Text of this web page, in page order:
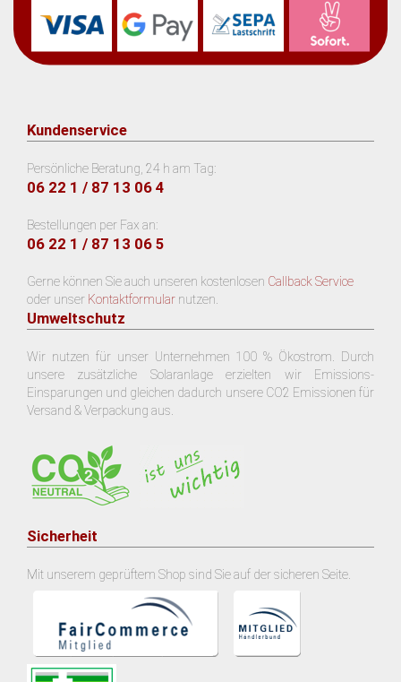
Kundenservice
Persönliche Beratung, 24 h am Tag:
06 22 1 / 87 13 06 4
Bestellungen per Fax an:
06 22 1 / 87 13 06 5
Gerne können Sie auch unseren kostenlosen Callback Service
oder unser Kontaktformular nutzen.
Umweltschutz
Wir nutzen für unser Unternehmen 100 % Ökostrom. Durch
unsere zusätzliche Solaranlage erzielten wir Emissions-
Einsparungen und gleichen dadurch unsere CO2 Emissionen für
Versand & Verpackung aus.
Sicherheit
Mit unserem geprüftem Shop sind Sie auf der sicheren Seite.